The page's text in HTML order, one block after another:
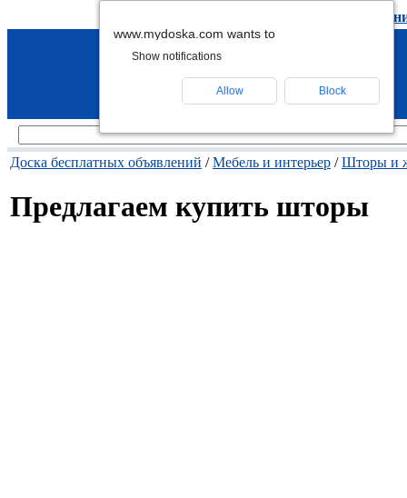
удалить
Доска бесплатных объявлений /Мебель и интерьер /Шторы и
Предлагаем купить шторы
www.mydoska.com wants to
Show notifications
Allow Block